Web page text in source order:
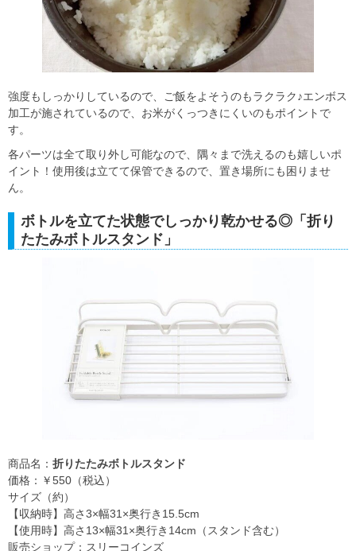
強度もしっかりしているので、ご飯をよそうのもラクラク♪エンボス
加工が施されているので、お米がくっつきにくいのもポイントで
す。
各パーツは全て取り外し可能なので、隅々まで洗えるのも嬉しいポ
イント！使用後は立てて保管できるので、置き場所にも困りませ
ん。
ボトルを立てた状態でしっかり乾かせる◎「折り
たたみボトルスタンド」
商品名： 折りたたみボトルスタンド
価格：￥550（税込）
サイズ（約）
【収納時】高さ3×幅31×奥行き15.5cm
【使用時】高さ13×幅31×奥行き14cm（スタンド含む）
販売ショップ：スリーコインズ